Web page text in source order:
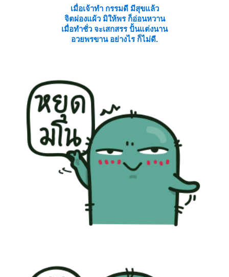
เมื่อเจ้าทำ กรรมดี มีสุขแล้ว
จิตผ่องแผ้ว มิให้พร ก็อ่อนหวาน
เมื่อทำชั่ว จะเสกสรร ปั้นแต่งนาน
อวยพรขาน อย่างไร ก็ไม่ดี.